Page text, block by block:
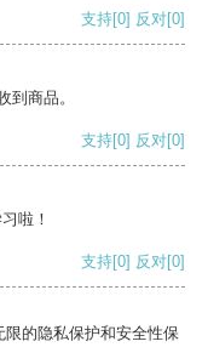
支持[0] 反对[0]
到商品。
支持[0] 反对[0]
啦！
支持[0] 反对[0]
的隐私保护和安全性保